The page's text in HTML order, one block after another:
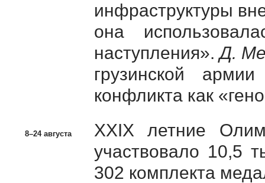
инфраструктуры
она
наступления».Д.
грузинской
конфликта как
8–24 августа
ХХIХ летние
участвовало 10,5
302 комплекта